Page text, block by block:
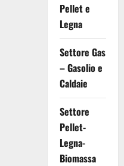
Pellet e
Legna
Settore Gas
– Gasolio e
Caldaie
Settore
Pellet-
Legna-
Biomassa